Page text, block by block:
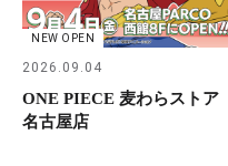
NEW OPEN
2026.09.04
ONE PIECE 麦わらストア
名古屋店